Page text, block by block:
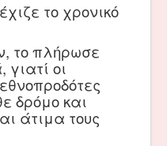
το χρονικό
το πλήρωσε
οι
δρόμο και
άτιμα τους